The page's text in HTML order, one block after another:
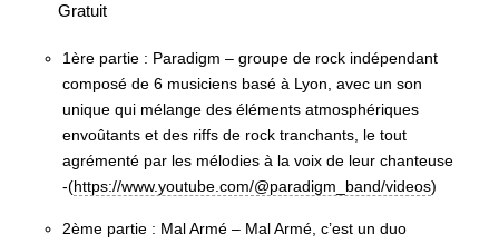
Gratuit
1ère partie : Paradigm – groupe de rock indépendant
composé de 6 musiciens basé à Lyon, avec un son
unique qui mélange des éléments atmosphériques
envoûtants et des riffs de rock tranchants, le tout
agrémenté par les mélodies à la voix de leur chanteuse
-(https://www.youtube.com/@paradigm_band/videos)
2ème partie : Mal Armé – Mal Armé, c’est un duo